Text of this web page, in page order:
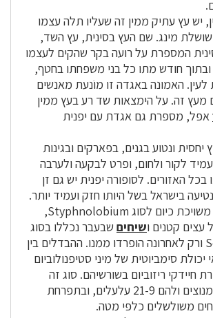
יש עץ עתיק ממין זה שעליו תלה עצמו
מינג. שם העץ בסינית, עץ השד,
המספרת על רועה בקר שהקים לעצמו
חודש מתו כל בני משפחתו בחטף,
האמונה באגדה זו מוֹנעת מאנשים
מעץ זה. על הימצאות שד רע בעץ ממין
אפל, מספרת גם אגדת עם יפנית
יחסית ונטוע בגנים, בפארקים ובגינות
לקור ולחום, ופרט לבקעה ולערבה
בכל האזורים. לסופורה יפנית יש גם זן
בישראל בשל היותו חזק ועמיד יותר.
הסופורה היפנית משויכת כיום לסוג Styphnolobium,
שיחים שבעבר נכללו בסוג
סופורה Sophora ורק לאחרונה הופרדו ממנו. ההבדלים בין
יכולת סימביוטית של מיני סטיפנולוביום
חיידקי ריזוביום בשורשיהם. סוג זה
מתאפיין בעלים מנוצים ולהם 21-9 עלעלים, ובתפרחת
משולשלים כלפי מטה.